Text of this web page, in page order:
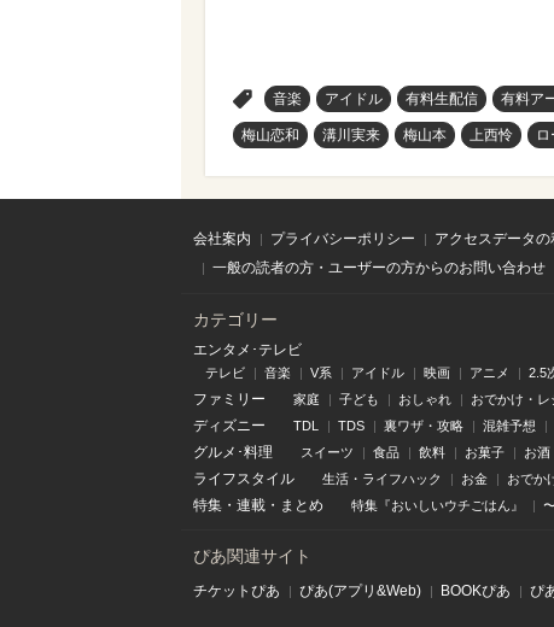
音楽 アイドル 有料生配信 有料ア
梅山恋和 溝川実来 梅山本 上西怜
会社案内 プライバシーポリシー アクセスデータ
一般の読者の方・ユーザーの方からのお問い合わせ
カテゴリー
エンタメ･テレビ
テレビ 音楽 V系 アイドル 映画 アニメ 2.5
ファミリー 家庭 子ども おしゃれ おでかけ・レ
ディズニー TDL TDS 裏ワザ・攻略 混雑予想
グルメ･料理 スイーツ 食品 飲料 お菓子 お酒
ライフスタイル 生活・ライフハック お金 おでか
特集 ・ 連載 ・ まとめ 特集『おいしいウチごはん』
ぴあ関連サイト
チケットぴあ ぴあ(アプリ&Web) BOOKぴあ ぴ